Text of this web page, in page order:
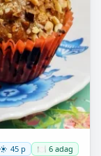
45 p 🍽️ 6 adag